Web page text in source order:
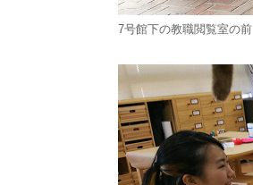
7号館下の教職閲覧室の前